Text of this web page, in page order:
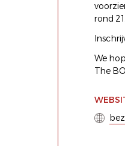
rond
We
The